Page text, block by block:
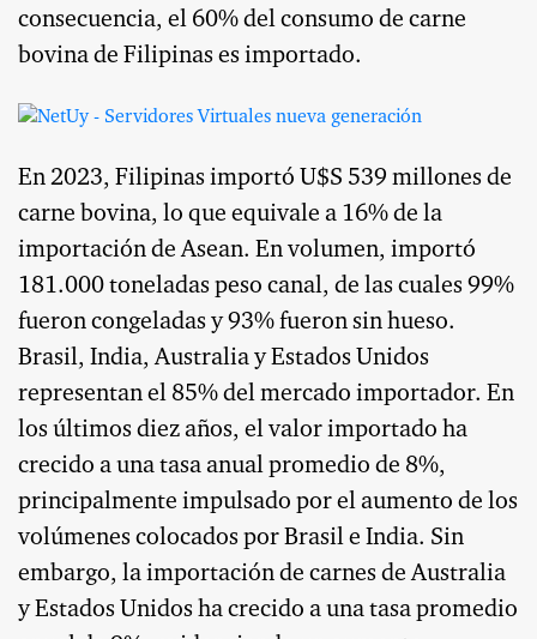
consecuencia, el 60% del consumo de carne
bovina de Filipinas es importado.
En 2023, Filipinas importó U$S 539 millones de
carne bovina, lo que equivale a 16% de la
importación de Asean. En volumen, importó
181.000 toneladas peso canal, de las cuales 99%
fueron congeladas y 93% fueron sin hueso.
Brasil, India, Australia y Estados Unidos
representan el 85% del mercado importador. En
los últimos diez años, el valor importado ha
crecido a una tasa anual promedio de 8%,
principalmente impulsado por el aumento de los
volúmenes colocados por Brasil e India. Sin
embargo, la importación de carnes de Australia
y Estados Unidos ha crecido a una tasa promedio